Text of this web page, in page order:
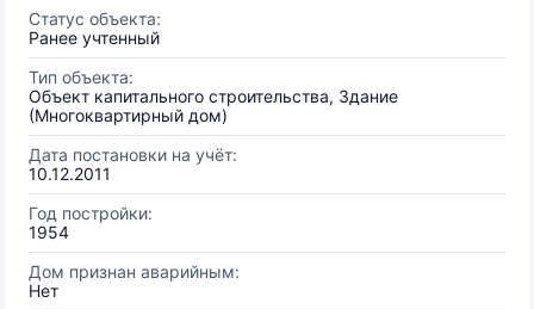
Статус объекта:
Ранее учтенный
Тип объекта:
Объект капитального строительства, Здание
(Многоквартирный дом)
Дата постановки на учёт:
10.12.2011
Год постройки:
1954
Дом признан аварийным:
Нет